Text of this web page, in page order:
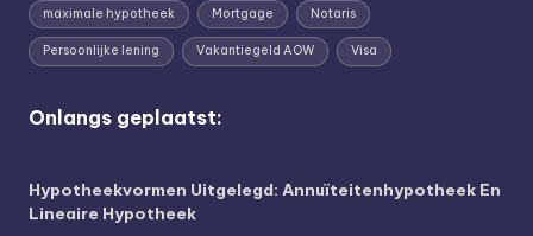
maximale hypotheek Mortgage Notaris
Persoonlijke lening Vakantiegeld AOW Visa
Onlangs geplaatst:
Hypotheekvormen Uitgelegd: Annuïteitenhypotheek En
Lineaire Hypotheek